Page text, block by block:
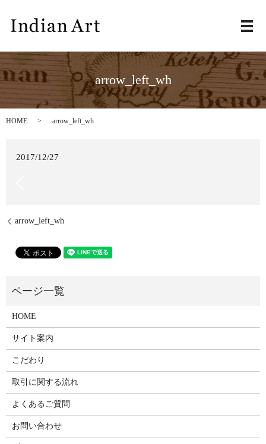
メ
arrow_left_wh
HOME arrow_left_wh
2017/12/27
arrow_left_wh
HOME
サイト案内
こだわり
取引に関する流れ
よくあるご質問
お問い合わせ